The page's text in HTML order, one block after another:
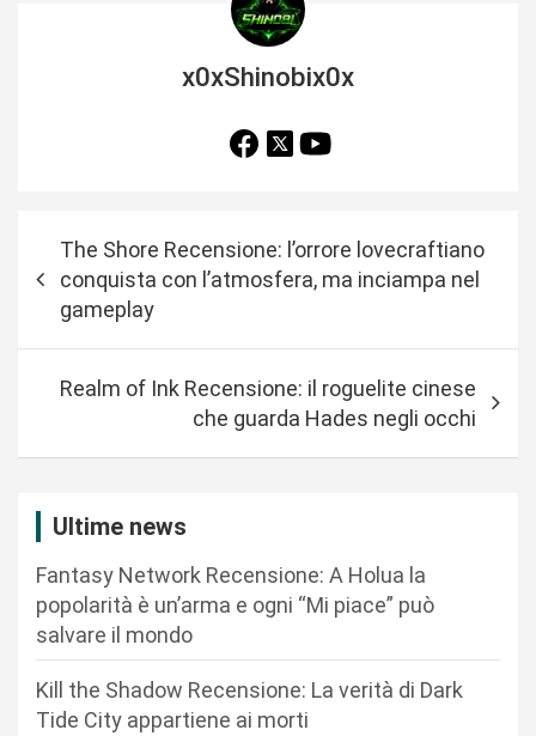
x0xShinobix0x
i
z
The Shore Recensione: l’orrore lovecraftiano
conquista con l’atmosfera, ma inciampa nel
gameplay
Realm of Ink Recensione: il roguelite cinese
che guarda Hades negli occhi
Ultime news
Fantasy Network Recensione: A Holua la
popolarità è un’arma e ogni “Mi piace” può
salvare il mondo
Kill the Shadow Recensione: La verità di Dark
Tide City appartiene ai morti